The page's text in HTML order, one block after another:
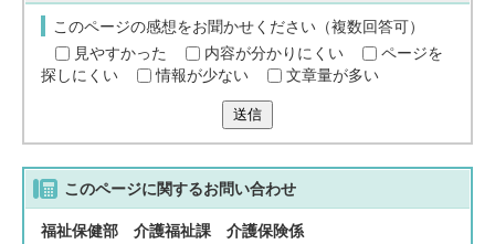
このページの感想をお聞かせください（複数回答可）
見やすかった
内容が分かりにくい
ページを
探しにくい
情報が少ない 文章量が多い
送信
このページに関するお問い合わせ
福祉保健部 介護福祉課 介護保険係